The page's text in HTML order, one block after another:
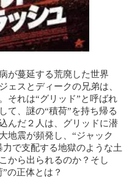
が蔓延する荒廃した世界
ェスとディークの兄弟は、
それは“グリッド”と呼ばれ
て、謎の“積荷”を持ち帰る
んだ２人は、グリッドに潜
地震が頻発し、“ジャック
で支配する地獄のような土
から出られるのか？そし
の正体とは？